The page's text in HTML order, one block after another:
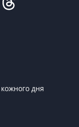
ТМ Фаворит
неділі.
дверей
12 - от 1800
дня